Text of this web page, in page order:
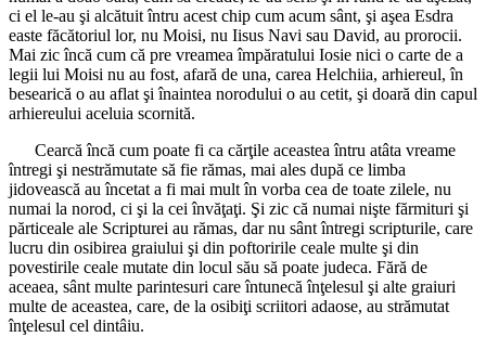
ci el le-au şi alcătuit întru acest chip cum acum sânt, şi aşea Esdra
easte făcătoriul lor, nu Moisi, nu Iisus Navi sau David, au prorocii.
Mai zic încă cum că pre vreamea împăratului Iosie nici o carte de a
legii lui Moisi nu au fost, afară de una, carea Helchiia, arhiereul, în
besearică o au aflat şi înaintea norodului o au cetit, şi doară din capul
arhiereului aceluia scornită.
Cearcă încă cum poate fi ca cărţile aceastea întru atâta vreame
întregi şi nestrămutate să fie rămas, mai ales după ce limba
jidovească au încetat a fi mai mult în vorba cea de toate zilele, nu
numai la norod, ci şi la cei învăţaţi. Şi zic că numai nişte fărmituri şi
părticeale ale Scripturei au rămas, dar nu sânt întregi scripturile, care
lucru din osibirea graiului şi din poftoririle ceale multe şi din
povestirile ceale mutate din locul său să poate judeca. Fără de
aceaea, sânt multe parintesuri care întunecă înţelesul şi alte graiuri
multe de aceastea, care, de la osibiţi scriitori adaose, au strămutat
înţelesul cel dintâiu.